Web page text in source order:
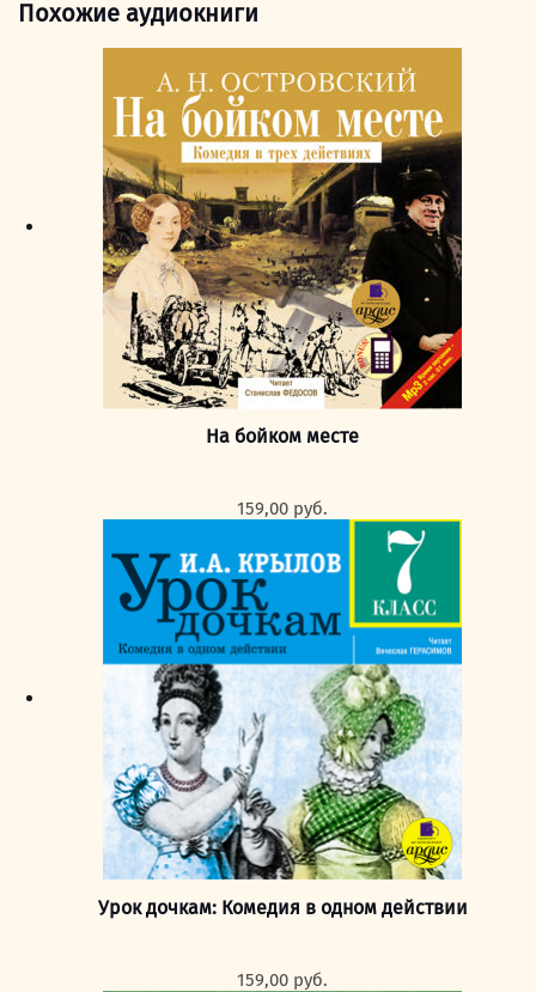
Похожие аудиокниги
На бойком месте
159,00 руб.
Урок дочкам: Комедия в одном действии
159,00 руб.